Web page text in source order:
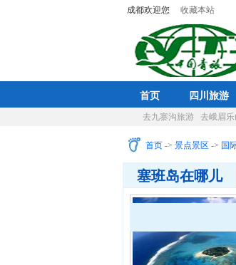
成都欢迎您 收藏本站
首页 四川旅游
去九寨沟旅游 去峨眉
首页-> 景点景区 -> 国
塞班岛在哪儿